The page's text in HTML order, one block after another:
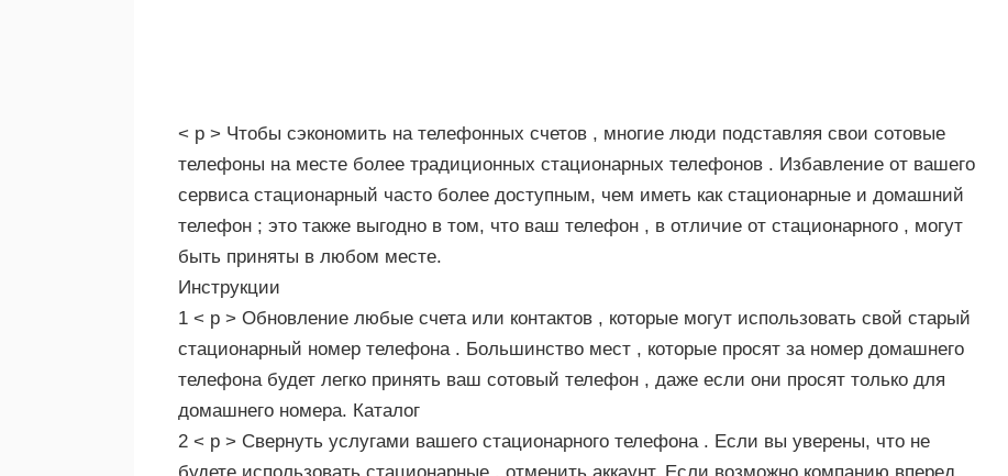
< р > Чтобы сэкономить на телефонных счетов , многие люди подставляя свои сотовые
телефоны на месте более традиционных стационарных телефонов . Избавление от вашего
сервиса стационарный часто более доступным, чем иметь как стационарные и домашний
телефон ; это также выгодно в том, что ваш телефон , в отличие от стационарного , могут
быть приняты в любом месте.
Инструкции
1 < р > Обновление любые счета или контактов , которые могут использовать свой ​​старый
стационарный номер телефона . Большинство мест , которые просят за номер домашнего
телефона будет легко принять ваш сотовый телефон , даже если они просят только для
домашнего номера. Каталог
2 < р > Свернуть услугами вашего стационарного телефона . Если вы уверены, что не